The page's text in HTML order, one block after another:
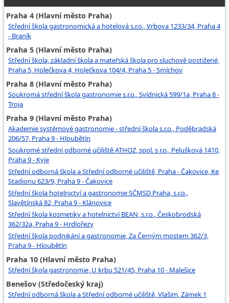
Praha 4 (Hlavní město Praha)
Střední škola gastronomická a hotelová s.r.o., Vrbova 1233/34, Praha 4
- Braník
Praha 5 (Hlavní město Praha)
Střední škola, základní škola a mateřská škola pro sluchově postižené,
Praha 5, Holečkova 4, Holečkova 104/4, Praha 5 - Smíchov
Praha 8 (Hlavní město Praha)
Soukromá střední škola gastronomie s.r.o., Svídnická 599/1a, Praha 8 -
Troja
Praha 9 (Hlavní město Praha)
Akademie systémové gastronomie - střední škola s.r.o., Poděbradská
206/57, Praha 9 - Hloubětín
Soukromé střední odborné učiliště ATHOZ, spol. s r.o., Pelušková 1410,
Praha 9 - Kyje
Střední odborná škola a Střední odborné učiliště, Praha - Čakovice, Ke
Stadionu 623/9, Praha 9 - Čakovice
Střední škola hotelnictví a gastronomie SČMSD Praha, s.r.o.,
Slavětínská 82, Praha 9 - Klánovice
Střední škola kosmetiky a hotelnictví BEAN, s.r.o., Českobrodská
362/32a, Praha 9 - Hrdlořezy
Střední škola podnikání a gastronomie, Za Černým mostem 362/3,
Praha 9 - Hloubětín
Praha 10 (Hlavní město Praha)
Střední škola gastronomie, U krbu 521/45, Praha 10 - Malešice
Benešov (Středočeský kraj)
Střední odborná škola a Střední odborné učiliště, Vlašim, Zámek 1